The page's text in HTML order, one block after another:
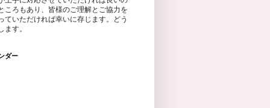
ころもあり、皆様のご理解とご協力を
ていただければ幸いに存じます。どう
す。
ダー